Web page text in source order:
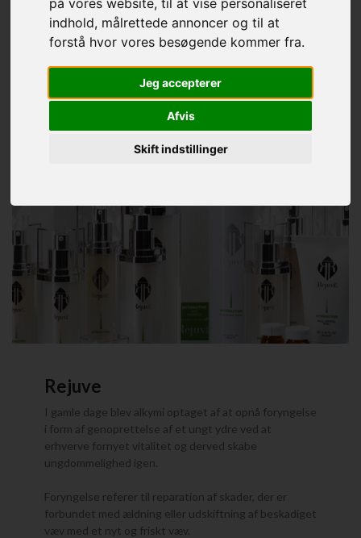
indhold, målrettede annoncer og til at
forstå hvor vores besøgende kommer fra.
Jeg accepterer
Afvis
Skift indstillinger
Rejuve
I gamle dage blev alkymi optaget af at opnå foryngelse
i form af genoprettelse af et ungt ydre ved at
erhverve fornyet vitalitet og derved skabe
ungdommelighed igen.
Foryngelse referer til reparation af skader, der er
forbundet med ældning eller udskiftning af beskadiget
væv med et nyt og friskt væv.